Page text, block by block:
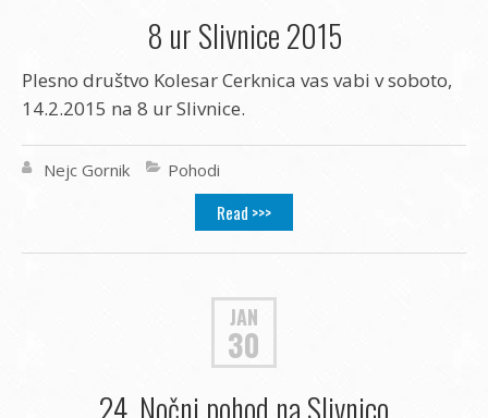
8 ur Slivnice 2015
Plesno društvo Kolesar Cerknica vas vabi v soboto,
14.2.2015 na 8 ur Slivnice.
Nejc Gornik Pohodi
Read >>>
JAN
30
24. Nočni pohod na Slivnico